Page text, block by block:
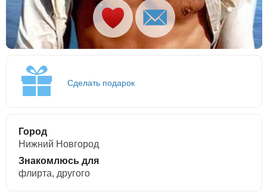
Сделать подарок
Город
Нижний Новгород
Знакомлюсь для
флирта, другого